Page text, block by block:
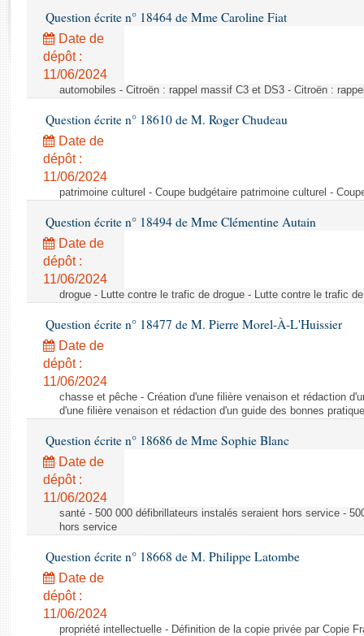
Rapports législatifs
Rapports sur l'application des lois
Baromètre de l’application des lois
Budget et sécurité sociale
Questions écrites et orales
Comptes rendus des débats
Question écrite n° 18464 de Mme Caroline Fiat
Date de
dépôt :
11/06/2024
automobiles - Citroën : rappel massif C3 et DS3 - Citroën :
Question écrite n° 18610 de M. Roger Chudeau
Date de
dépôt :
11/06/2024
patrimoine culturel - Coupe budgétaire patrimoine culturel -
Question écrite n° 18494 de Mme Clémentine Autain
Date de
dépôt :
11/06/2024
drogue - Lutte contre le trafic de drogue - Lutte contre le trafic
Question écrite n° 18477 de M. Pierre Morel-À-L'Huissier
Date de
dépôt :
11/06/2024
chasse et pêche - Création d'une filière venaison et rédaction
d'une filière venaison et rédaction d'un guide des bonnes
Question écrite n° 18686 de Mme Sophie Blanc
Date de
dépôt :
11/06/2024
santé - 500 000 défibrillateurs instalés seraient hors service -
hors service
Question écrite n° 18668 de M. Philippe Latombe
Date de
dépôt :
11/06/2024
propriété intellectuelle - Définition de la copie privée par Copie